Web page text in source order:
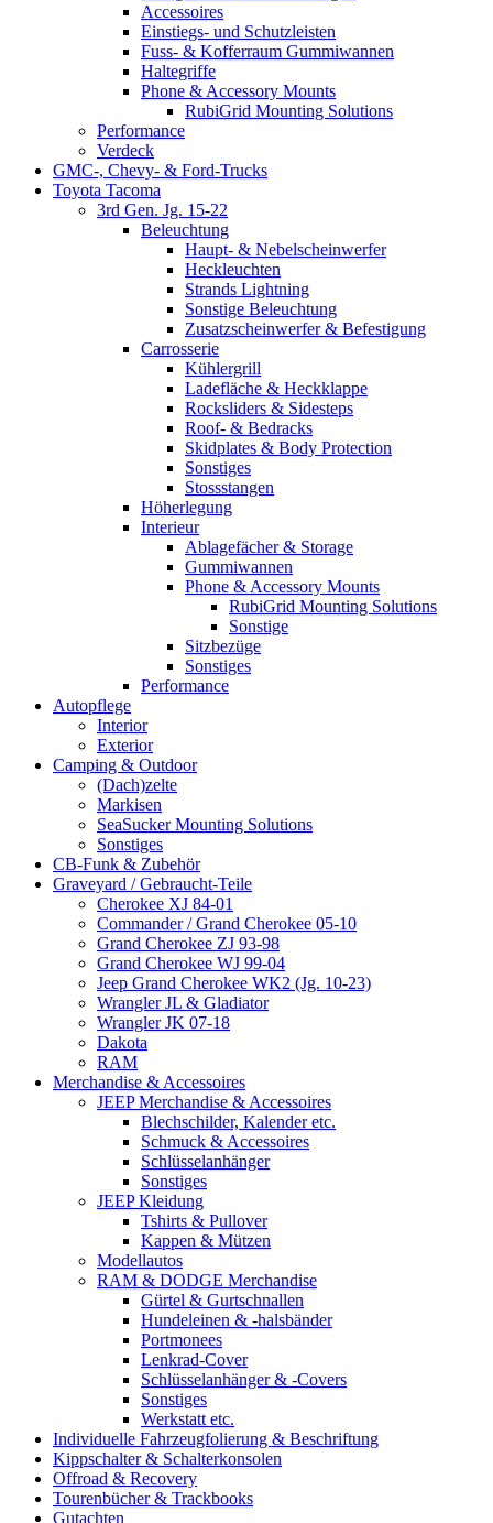
Accessoires
Einstiegs- und Schutzleisten
Fuss- & Kofferraum Gummiwannen
Haltegriffe
Phone & Accessory Mounts
RubiGrid Mounting Solutions
Performance
Verdeck
GMC-, Chevy- & Ford-Trucks
Toyota Tacoma
3rd Gen. Jg. 15-22
Beleuchtung
Haupt- & Nebelscheinwerfer
Heckleuchten
Strands Lightning
Sonstige Beleuchtung
Zusatzscheinwerfer & Befestigung
Carrosserie
Kühlergrill
Ladefläche & Heckklappe
Rocksliders & Sidesteps
Roof- & Bedracks
Skidplates & Body Protection
Sonstiges
Stossstangen
Höherlegung
Interieur
Ablagefächer & Storage
Gummiwannen
Phone & Accessory Mounts
RubiGrid Mounting Solutions
Sonstige
Sitzbezüge
Sonstiges
Performance
Autopflege
Interior
Exterior
Camping & Outdoor
(Dach)zelte
Markisen
SeaSucker Mounting Solutions
Sonstiges
CB-Funk & Zubehör
Graveyard / Gebraucht-Teile
Cherokee XJ 84-01
Commander / Grand Cherokee 05-10
Grand Cherokee ZJ 93-98
Grand Cherokee WJ 99-04
Jeep Grand Cherokee WK2 (Jg. 10-23)
Wrangler JL & Gladiator
Wrangler JK 07-18
Dakota
RAM
Merchandise & Accessoires
JEEP Merchandise & Accessoires
Blechschilder, Kalender etc.
Schmuck & Accessoires
Schlüsselanhänger
Sonstiges
JEEP Kleidung
Tshirts & Pullover
Kappen & Mützen
Modellautos
RAM & DODGE Merchandise
Gürtel & Gurtschnallen
Hundeleinen & -halsbänder
Portmonees
Lenkrad-Cover
Schlüsselanhänger & -Covers
Sonstiges
Werkstatt etc.
Individuelle Fahrzeugfolierung & Beschriftung
Kippschalter & Schalterkonsolen
Offroad & Recovery
Tourenbücher & Trackbooks
Gutachten